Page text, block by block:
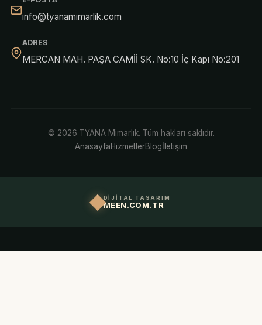
info@tyanamimarlik.com
ADRES
MERCAN MAH. PAŞA CAMİİ SK. No:10 İç Kapı No:201
© 2026 TYANA Mimarlık. Tüm hakları saklıdır.
AnasayfaHizmetlerBlogİletişim
DİJİTAL TASARIM
MEEN.COM.TR